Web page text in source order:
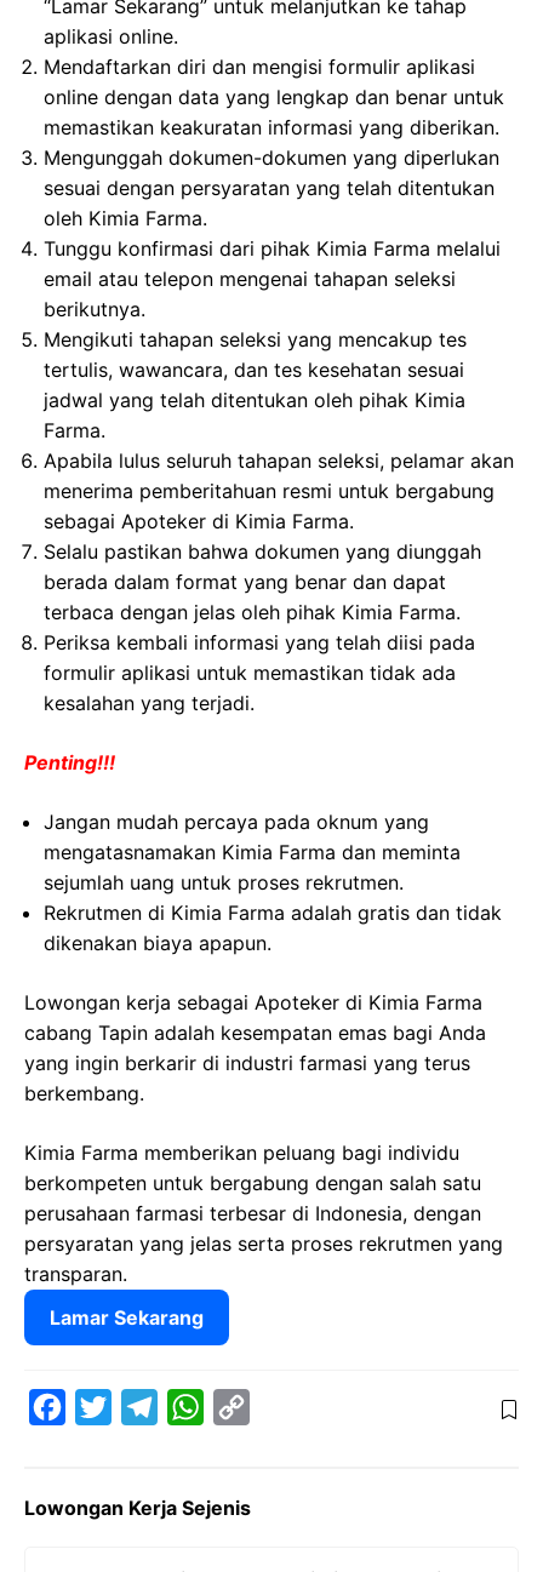
“Lamar Sekarang” untuk melanjutkan ke tahap
aplikasi online.
Mendaftarkan diri dan mengisi formulir aplikasi
online dengan data yang lengkap dan benar untuk
memastikan keakuratan informasi yang diberikan.
Mengunggah dokumen-dokumen yang diperlukan
sesuai dengan persyaratan yang telah ditentukan
oleh Kimia Farma.
Tunggu konfirmasi dari pihak Kimia Farma melalui
email atau telepon mengenai tahapan seleksi
berikutnya.
Mengikuti tahapan seleksi yang mencakup tes
tertulis, wawancara, dan tes kesehatan sesuai
jadwal yang telah ditentukan oleh pihak Kimia
Farma.
Apabila lulus seluruh tahapan seleksi, pelamar akan
menerima pemberitahuan resmi untuk bergabung
sebagai Apoteker di Kimia Farma.
Selalu pastikan bahwa dokumen yang diunggah
berada dalam format yang benar dan dapat
terbaca dengan jelas oleh pihak Kimia Farma.
Periksa kembali informasi yang telah diisi pada
formulir aplikasi untuk memastikan tidak ada
kesalahan yang terjadi.
Penting!!!
Jangan mudah percaya pada oknum yang
mengatasnamakan Kimia Farma dan meminta
sejumlah uang untuk proses rekrutmen.
Rekrutmen di Kimia Farma adalah gratis dan tidak
dikenakan biaya apapun.
Lowongan kerja sebagai Apoteker di Kimia Farma
cabang Tapin adalah kesempatan emas bagi Anda
yang ingin berkarir di industri farmasi yang terus
berkembang.
Kimia Farma memberikan peluang bagi individu
berkompeten untuk bergabung dengan salah satu
perusahaan farmasi terbesar di Indonesia, dengan
persyaratan yang jelas serta proses rekrutmen yang
transparan.
Lamar Sekarang
e
t
e
W
t
y
Lowongan Kerja Sejenis